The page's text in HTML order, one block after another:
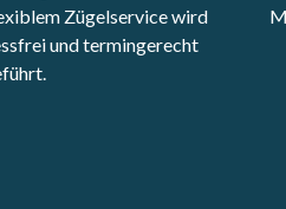
Zügelservice wird
und termingerecht